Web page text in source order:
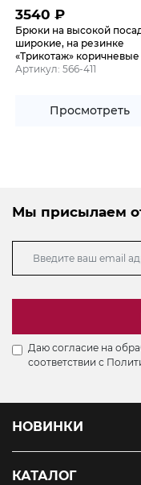
3540 ₽
Брюки на высокой
широкие, на резинке
«Трикотаж» коричневые
Артикул: 566-411
Просмотреть
Мы присылаем
Даю согласие на
соответствии с
НОВИНКИ
КАТАЛОГ